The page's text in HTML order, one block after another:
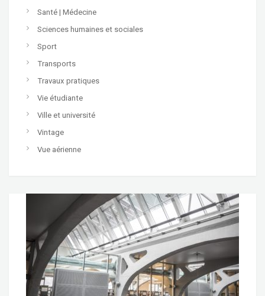
Santé | Médecine
Sciences humaines et sociales
Sport
Transports
Travaux pratiques
Vie étudiante
Ville et université
Vintage
Vue aérienne